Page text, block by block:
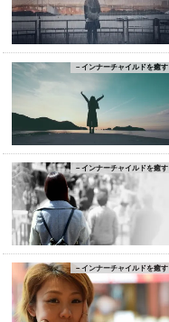
－インナーチャイルドを癒す
－インナーチャイルドを癒す
－インナーチャイルドを癒す